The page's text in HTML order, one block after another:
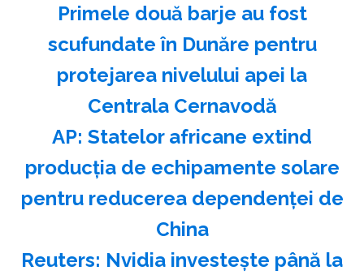
Primele două barje au fost
scufundate în Dunăre pentru
protejarea nivelului apei la
Centrala Cernavodă
AP: Statelor africane extind
producţia de echipamente solare
pentru reducerea dependenţei de
China
Reuters: Nvidia investeşte până la